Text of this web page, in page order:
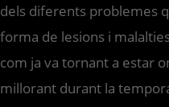
dels diferents problemes
forma de lesions i
com ja va tornant a estar
millorant durant la